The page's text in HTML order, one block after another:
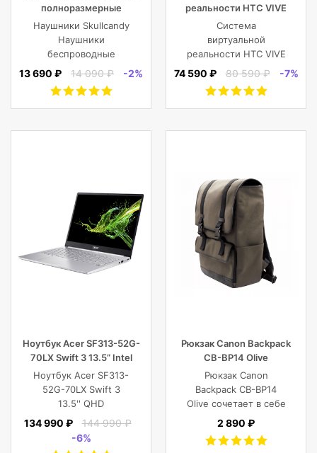
полноразмерные
Skullcandy CRUSHER EVO
WIRELESS OVER-EAR,
черные
Наушники Skullcandy
Наушники
беспроводные
полноразмерные
WIRELESS OVER-EAR,
черные
13 690 ₽ 14 090 ₽ -2%
реальности HTC VIVE
Cosmos
Система
виртуальной
реальности HTC VIVE
Cosmos
74 590 ₽ 80 590 ₽ -7%
Ноутбук Acer SF313-52G-
70LX Swift 3 13.5” Intel
Core i7 16 GB 1TB SSD,
Silver
Ноутбук Acer SF313-
52G-70LX Swift 3
13.5'' QHD
(2256x1504) IPS/Intel
Core i7-1065G7
1.30GHz Quad/16
134 990 ₽
144 990 ₽
-6%
Рюкзак Canon Backpack
CB-BP14 Olive
Рюкзак Canon
Backpack CB-BP14
Olive сочетает в себе
винтажный стиль,
современный
2 890 ₽